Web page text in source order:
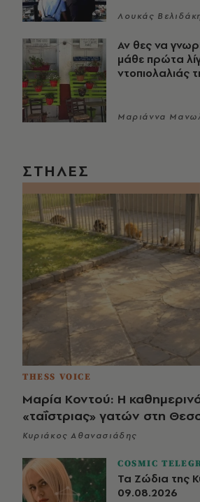
Λουκάς
Αν θες να
μάθε πρώτα
ντοπιολαλιάς
Μαριάννα
ΣΤΗΛΕΣ
THESS VOICE
Μαρία Κοντού: Η
«ταΐστριας» γατών στη
Κυριάκος Αθανασιάδης
COSMIC
Τα Ζώδια της
09.08.2026